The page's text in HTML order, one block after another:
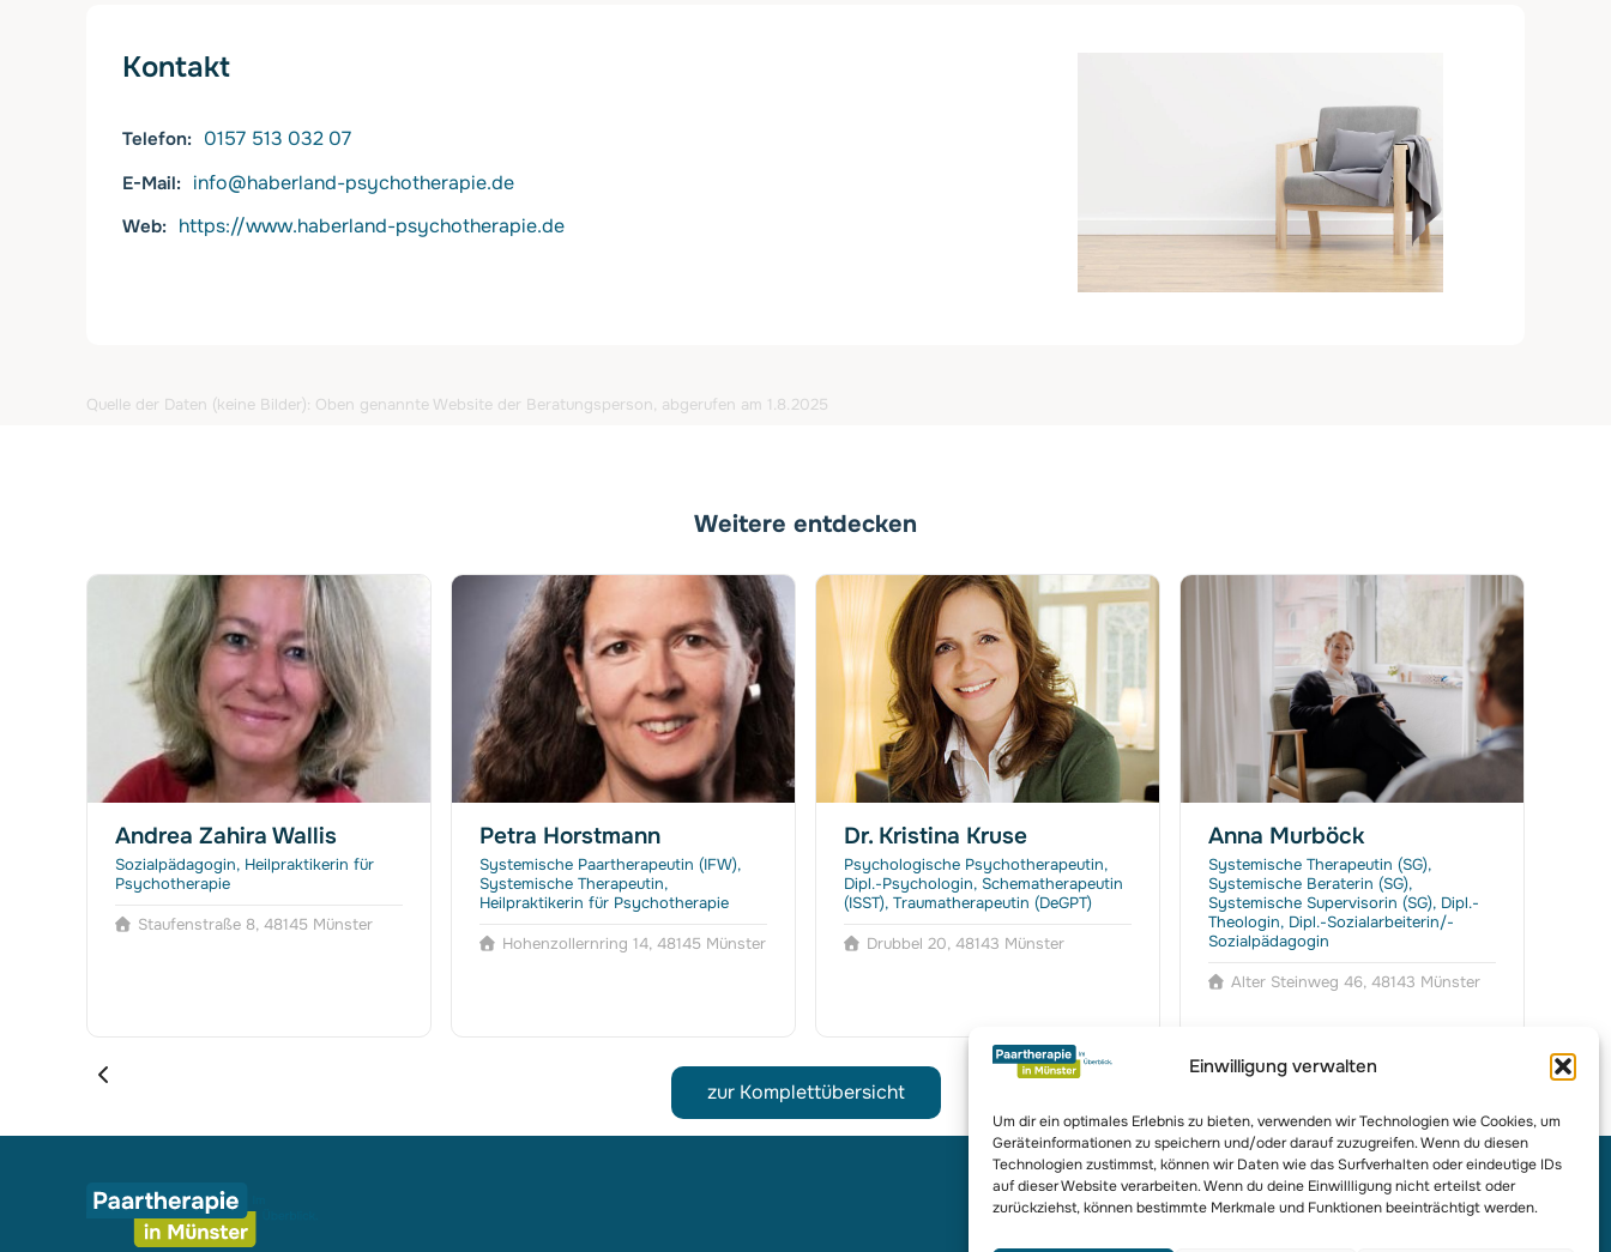
Einwilligung verwalten
Um dir ein optimales Erlebnis zu bieten, verwenden wir Technologien wie Cookies, um
Geräteinformationen zu speichern und/oder darauf zuzugreifen. Wenn du diesen
Technologien zustimmst, können wir Daten wie das Surfverhalten oder eindeutige IDs
auf dieser Website verarbeiten. Wenn du deine Einwillligung nicht erteilst oder
zurückziehst, können bestimmte Merkmale und Funktionen beeinträchtigt werden.
Kontakt
Telefon 0157 513 032 07
E-Mail info@haberland-psychotherapie.de
Web https://www.haberland-psychotherapie.de
Quelle der Daten (keine Bilder): Oben genannte Website der Beratungsperson, abgerufen am 1.8.2025
Weitere entdecken
Andrea Zahira Wallis
Sozialpädagogin, Heilpraktikerin für
Psychotherapie
Staufenstraße 8, 48145 Münster
Petra Horstmann
Systemische Paartherapeutin (IFW),
Systemische Therapeutin,
Heilpraktikerin für Psychotherapie
Hohenzollernring 14, 48145 Münster
Dr. Kristina Kruse
Psychologische Psychotherapeutin,
Dipl.-Psychologin, Schematherapeutin
(ISST), Traumatherapeutin (DeGPT)
Drubbel 20, 48143 Münster
Anna Murböck
Systemische Therapeutin (SG),
Systemische Beraterin (SG),
Systemische Supervisorin (SG), Dipl.-
Theologin, Dipl.-Sozialarbeiterin/-
Sozialpädagogin
Alter Steinweg 46, 48143 Münster
zur Komplettübersicht